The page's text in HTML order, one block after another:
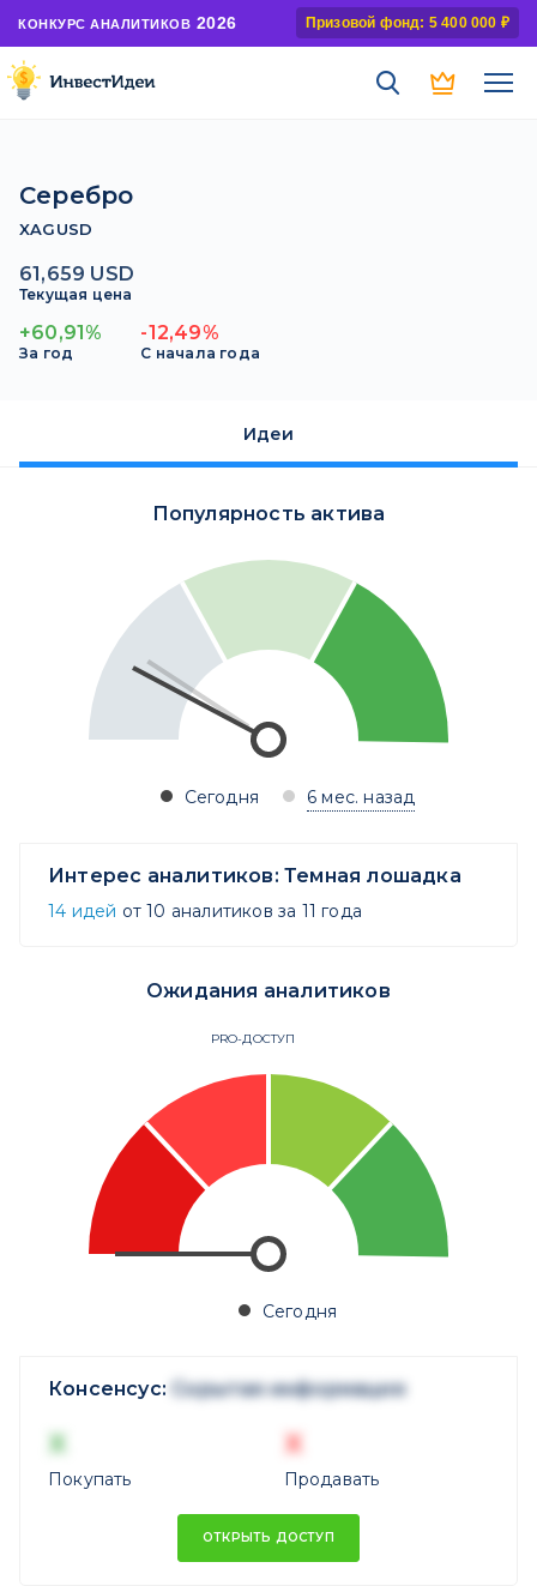
КОНКУРС АНАЛИТИКОВ 2026 Призовой фонд: 5 400 000 ₽
Серебро
XAGUSD
61,659 USD
Текущая цена
+60,91%
За год
-12,49%
С начала года
Идеи
Популярность актива
Сегодня 6 мес. назад
Интерес аналитиков: Темная лошадка
14 идей от 10 аналитиков за 11 года
Ожидания аналитиков
PRO-ДОСТУП
Сегодня
Консенсус: Скрытая информация
X
Покупать
X
Продавать
ОТКРЫТЬ ДОСТУП